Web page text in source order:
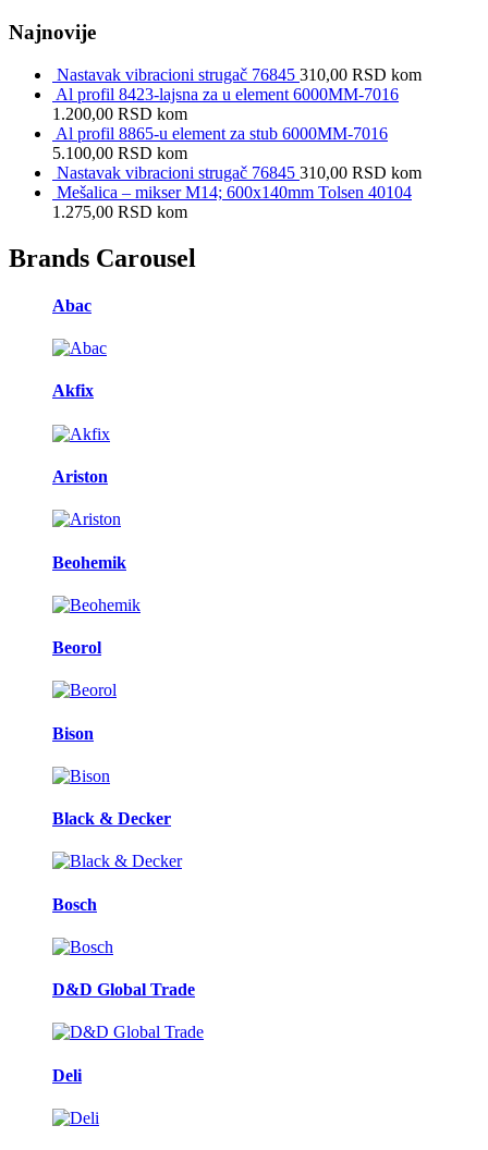
Najnovije
Nastavak vibracioni strugač 76845 310,00 RSD kom
Al profil 8423-lajsna za u element 6000MM-7016
1.200,00 RSD kom
Al profil 8865-u element za stub 6000MM-7016
5.100,00 RSD kom
Nastavak vibracioni strugač 76845 310,00 RSD kom
Mešalica – mikser M14; 600x140mm Tolsen 40104
1.275,00 RSD kom
Brands Carousel
Abac
Akfix
Ariston
Beohemik
Beorol
Bison
Black & Decker
Bosch
D&D Global Trade
Deli